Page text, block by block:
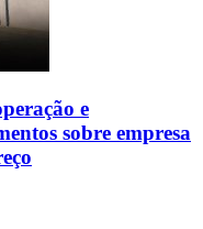
e
sobre empresa